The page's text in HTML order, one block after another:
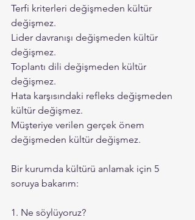
Terfi kriterleri değişmeden kültür
değişmez.
Lider davranışı değişmeden kültür
değişmez.
Toplantı dili değişmeden kültür
değişmez.
Hata karşısındaki refleks değişmeden
kültür değişmez.
Müşteriye verilen gerçek önem
değişmeden kültür değişmez.
Bir kurumda kültürü anlamak için 5
soruya bakarım:
1. Ne söylüyoruz?